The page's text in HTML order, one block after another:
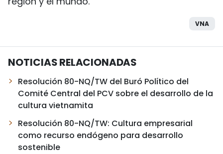
VNA
NOTICIAS RELACIONADAS
Resolución 80-NQ/TW del Buró Político del
Comité Central del PCV sobre el desarrollo de la
cultura vietnamita
Resolución 80-NQ/TW: Cultura empresarial
como recurso endógeno para desarrollo
sostenible